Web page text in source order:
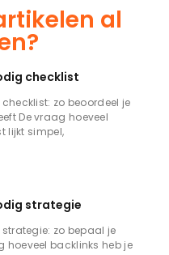
al
checklist
zo beoordeel je
De vraag hoeveel
lijkt simpel,
strategie
zo bepaal je
hoeveel backlinks heb je